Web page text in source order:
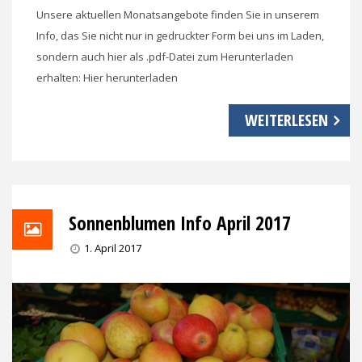
Unsere aktuellen Monatsangebote finden Sie in unserem
Info, das Sie nicht nur in gedruckter Form bei uns im Laden,
sondern auch hier als .pdf-Datei zum Herunterladen
erhalten: Hier herunterladen
WEITERLESEN
Sonnenblumen Info April 2017
1. April 2017